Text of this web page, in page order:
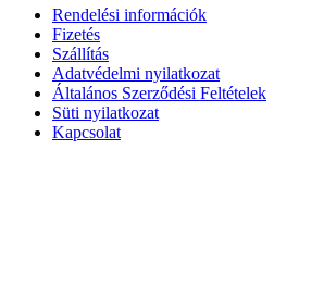
Rendelési információk
Fizetés
Szállítás
Adatvédelmi nyilatkozat
Általános Szerződési Feltételek
Süti nyilatkozat
Kapcsolat